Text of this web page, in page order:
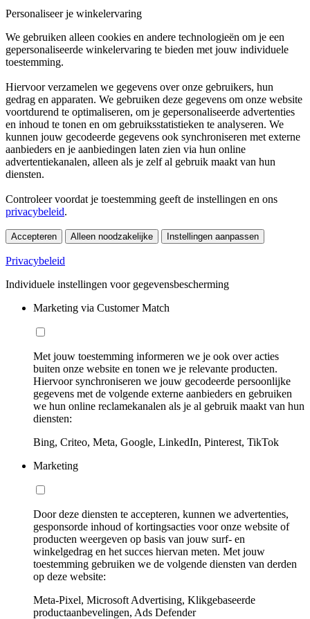
Personaliseer je winkelervaring
We gebruiken alleen cookies en andere technologieën om je een
gepersonaliseerde winkelervaring te bieden met jouw individuele
toestemming.
Hiervoor verzamelen we gegevens over onze gebruikers, hun
gedrag en apparaten. We gebruiken deze gegevens om onze website
voortdurend te optimaliseren, om je gepersonaliseerde advertenties
en inhoud te tonen en om gebruiksstatistieken te analyseren. We
kunnen jouw gecodeerde gegevens ook synchroniseren met externe
aanbieders en je aanbiedingen laten zien via hun online
advertentiekanalen, alleen als je zelf al gebruik maakt van hun
diensten.
Controleer voordat je toestemming geeft de instellingen en ons
privacybeleid.
Accepteren Alleen noodzakelijke Instellingen aanpassen
Privacybeleid
Individuele instellingen voor gegevensbescherming
Marketing via Customer Match
Met jouw toestemming informeren we je ook over acties
buiten onze website en tonen we je relevante producten.
Hiervoor synchroniseren we jouw gecodeerde persoonlijke
gegevens met de volgende externe aanbieders en gebruiken
we hun online reclamekanalen als je al gebruik maakt van hun
diensten:
Bing, Criteo, Meta, Google, LinkedIn, Pinterest, TikTok
Marketing
Door deze diensten te accepteren, kunnen we advertenties,
gesponsorde inhoud of kortingsacties voor onze website of
producten weergeven op basis van jouw surf- en
winkelgedrag en het succes hiervan meten. Met jouw
toestemming gebruiken we de volgende diensten van derden
op deze website:
Meta-Pixel, Microsoft Advertising, Klikgebaseerde
productaanbevelingen, Ads Defender